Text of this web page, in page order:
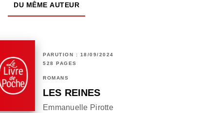
DU MÊME AUTEUR
PARUTION : 18/09/2024
528 PAGES
ROMANS
LES REINES
Emmanuelle Pirotte